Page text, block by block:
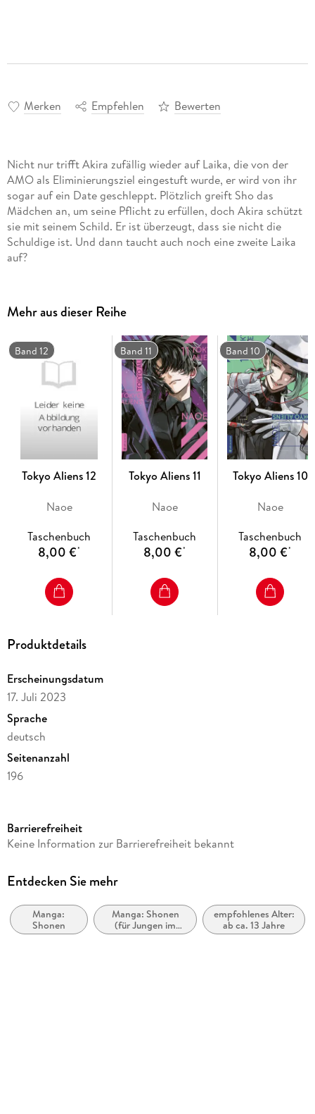
Merken Empfehlen Bewerten
Nicht nur trifft Akira zufällig wieder auf Laika, die von der
AMO als Eliminierungsziel eingestuft wurde, er wird von ihr
sogar auf ein Date geschleppt. Plötzlich greift Sho das
Mädchen an, um seine Pflicht zu erfüllen, doch Akira schützt
sie mit seinem Schild. Er ist überzeugt, dass sie nicht die
Schuldige ist. Und dann taucht auch noch eine zweite Laika
auf?
Mehr aus dieser Reihe
Band 12
Tokyo Aliens 12
Naoe
Taschenbuch
8,00 €*
Band 11
Tokyo Aliens 11
Naoe
Taschenbuch
8,00 €*
Band 10
Tokyo Aliens 10
Naoe
Taschenbuch
8,00 €*
Produktdetails
Erscheinungsdatum
17. Juli 2023
Sprache
deutsch
Seitenanzahl
196
Reihe
Autor/Autorin
Übersetzung
Gregor Wakounig
Barrierefreiheit
Keine Information zur Barrierefreiheit bekannt
Entdecken Sie mehr
Manga:
Shonen
Manga: Shonen
(für Jungen im
Teenageralter)
empfohlenes Alter:
ab ca. 13 Jahre